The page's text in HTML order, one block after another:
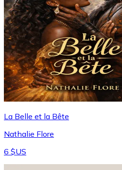
La Belle et la Bête
Nathalie Flore
6 $US